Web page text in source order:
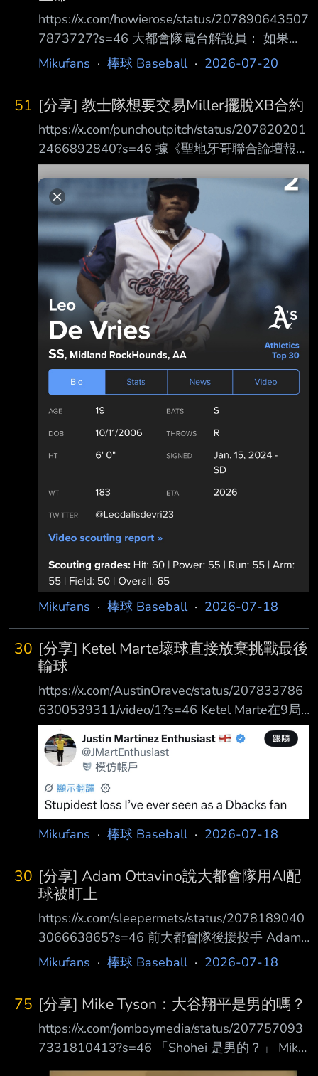
https://x.com/howierose/status/207890643507
7873727?s=46 大都會隊電台解說員： 如果
MLB 真的打算在幾年內再增加兩支球隊，那到
要去哪裡再找出 45 到 50 名「大聯盟等級的投
手」？ 下面天使隊解說員： 別忘了，現在整個
聯盟的團隊打擊率才只有 2 成 40，所以他們還
得另外找出 45 到 50 名 具備大聯盟水準的打
一個值得深入討論的問題。 不過，儘管現在的
投手球
Mikufans · 棒球 Baseball· 2026-07-20
51 [分享] 教士隊想要交易Miller擺脫XB合約
https://x.com/punchoutpitch/status/207820201
2466892840?s=46 據《聖地牙哥聯合論壇報》
的 Kevin Acee 報導，教士隊可能考慮交易
Mason Miller，藉 此擺脫 Xander Bogaerts 的
合約負擔。 「目前在 Petco Park 內部被拿來討
論的一個問題是：如果把 Miller 放進一筆包含
Bogae rts 的交易包裹中，這樣的方案是否好到
令人無法拒絕。 幾乎可以確定的是，教士隊最
終會設法擺脫部分 Bogaerts 的薪
Mikufans · 棒球 Baseball· 2026-07-18
30 [分享] Ketel Marte壞球直接放棄挑戰最後
輸球
https://x.com/AustinOravec/status/207833786
6300539311/video/1?s=46 Ketel Marte在9局
二壘有人2好球2壞球 響尾蛇隊還有2次ABS挑戰
機會 Ketel Marte面對明顯高壞球直接沒挑戰走
人導致比賽結束 連球迷也傻眼
https://i.imgur.com/UyJXPQ8.jpeg
https://i.imgur.com/hKypneq.jpeg Ketel Marte想
下班了？？？ 響尾蛇這場比賽4:5輸給紅雀 --
Mikufans · 棒球 Baseball· 2026-07-18
30 [分享] Adam Ottavino說大都會隊用AI配
球被盯上
https://x.com/sleepermets/status/2078189040
306663865?s=46 前大都會隊後援投手 Adam
Ottavino 透露，大都會隊曾使用一套 AI 程式來
球隊。 他們當時使用一套 AI 程式協助選擇要投
什麼球路，但 MLB 後來發現了這件事，並要求
他 們停止使用。」 Adam Ottavino 在梅子
2022-2024年 3個球季 --
Mikufans · 棒球 Baseball· 2026-07-18
75 [分享] Mike Tyson：大谷翔平是男的嗎？
https://x.com/jomboymedia/status/207757093
7331810413?s=46 「Shohei 是男的？」 Mike
Tyson頒發 ESPY「年度最佳單場表現獎」給大